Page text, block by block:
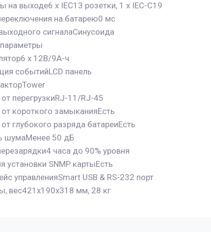
на выходе6 х IEC13 розетки, 1 х IEC-C19
на батарею0 мс
сигналаСинусоида
х 12В/9А-ч
событийLCD панель
перегрузкиRJ-11/RJ-45
короткого замыканияЕсть
глубокого разряда батареиЕсть
шумаМенее 50 дБ
часа до 90% уровня
установки SNMP картыЕсть
управленияSmart USB & RS-232 порт
вес421x190x318 мм, 28 кг